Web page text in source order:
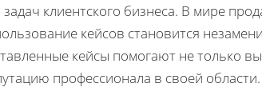
задач клиентского бизнеса. В мире
кейсов становится
кейсы помогают не только
профессионала в своей области.